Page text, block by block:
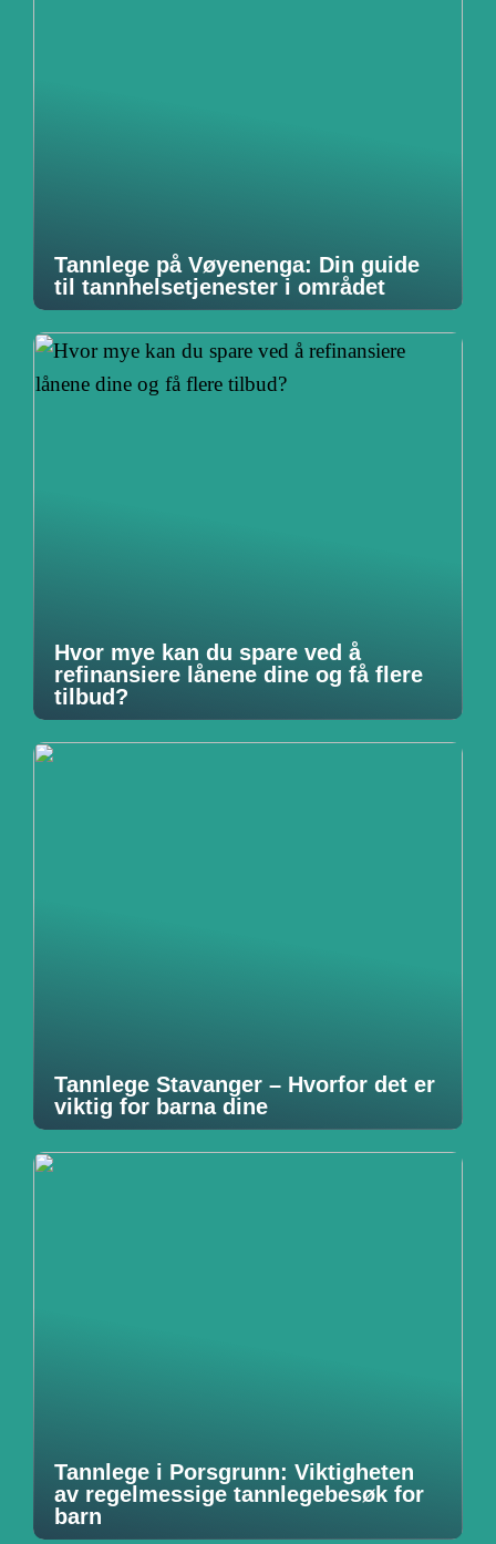
Tannlege på Vøyenenga: Din guide
til tannhelsetjenester i området
Hvor mye kan du spare ved å
refinansiere lånene dine og få flere
tilbud?
Tannlege Stavanger – Hvorfor det er
viktig for barna dine
Tannlege i Porsgrunn: Viktigheten
av regelmessige tannlegebesøk for
barn